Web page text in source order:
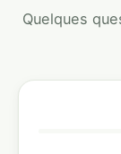
Quelques